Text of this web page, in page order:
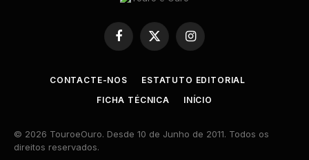
Facebook
X
Instagram
CONTACTE-NOS
ESTATUTO EDITORIAL
FICHA TÉCNICA
INÍCIO
© 2026 TouroeOuro. Desde 10 de Junho de 2011. Todos os
direitos reservados.